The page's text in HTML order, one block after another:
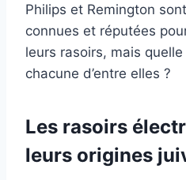
Philips et Remington
connues et réputées
leurs rasoirs, mais quelle
chacune d’entre elles ?
Les rasoirs
leurs origines